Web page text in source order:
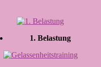
1. Belastung